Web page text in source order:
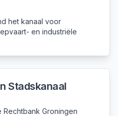
het kanaal voor
en industriële
Stadskanaal
Rechtbank Groningen